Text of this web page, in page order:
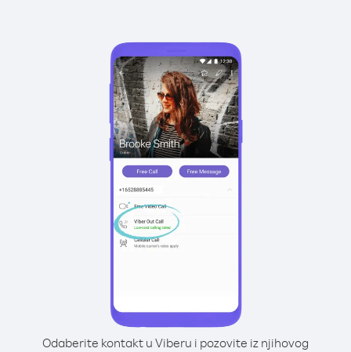
Odaberite kontakt u Viberu i pozovite iz njihovog